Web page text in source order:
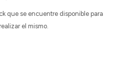
que se encuentre disponible para
el mismo.